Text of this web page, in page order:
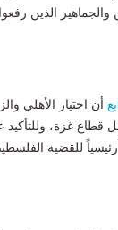
الذين
أن اختيار الأهلي
قطاع غزة،
للقضية